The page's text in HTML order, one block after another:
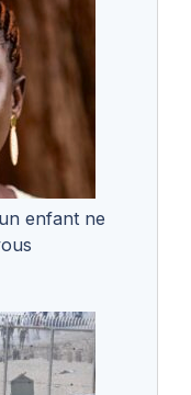
enfant ne